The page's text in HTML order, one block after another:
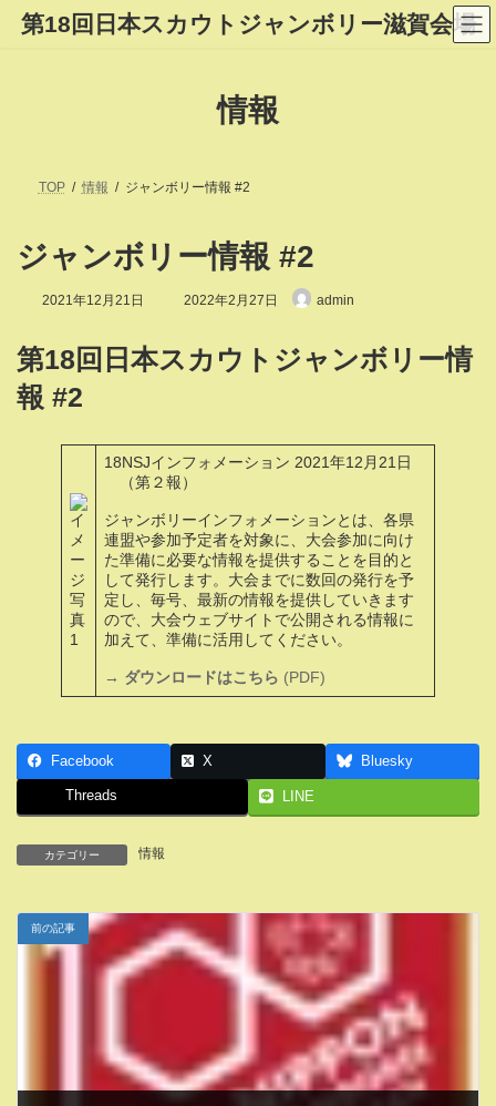
第18回日本スカウトジャンボリー滋賀会場
情報
TOP 情報 ジャンボリー情報 #2
ジャンボリー情報 #2
2021年12月21日
最
新
日
2022年2月27日 admin
第18回日本スカウトジャンボリー情
報 #2
18NSJインフォメーション 2021年12月21日
（第２報）
ジャンボリーインフォメーションとは、各県
連盟や参加予定者を対象に、大会参加に向け
た準備に必要な情報を提供することを目的と
して発行します。大会までに数回の発行を予
定し、毎号、最新の情報を提供していきます
ので、大会ウェブサイトで公開される情報に
加えて、準備に活用してください。
→ ダウンロードはこちら (PDF)
Facebook X Bluesky
Threads LINE
カテゴリー 情報
前の記事